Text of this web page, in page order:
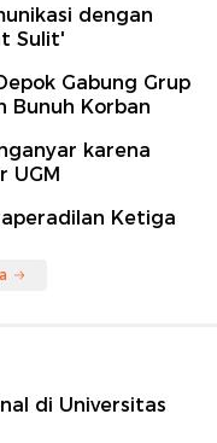
dengan
Sulit'
Gabung Grup
Bunuh Korban
karena
UGM
Ketiga
di Universitas